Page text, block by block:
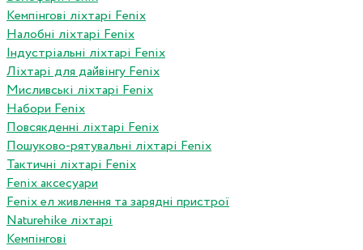
Кемпінгові ліхтарі Fenix
Налобні ліхтарі Fenix
Індустріальні ліхтарі Fenix
Ліхтарі для дайвінгу Fenix
Мисливські ліхтарі Fenix
Набори Fenix
Повсякденні ліхтарі Fenix
Пошуково-рятувальні ліхтарі Fenix
Тактичні ліхтарі Fenix
Fenix аксесуари
Fenix ел живлення та зарядні пристрої
Naturehike ліхтарі
Кемпінгові